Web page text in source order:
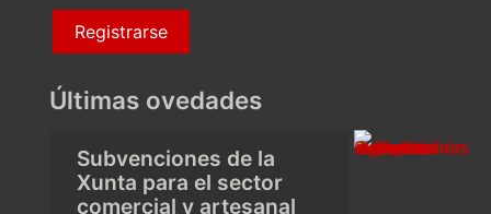
Últimas ovedades
Subvenciones de la
Xunta para el sector
comercial y artesanal